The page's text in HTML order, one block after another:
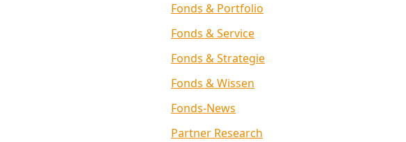
Fonds & Portfolio
Fonds & Service
Fonds & Strategie
Fonds & Wissen
Fonds-News
Partner Research